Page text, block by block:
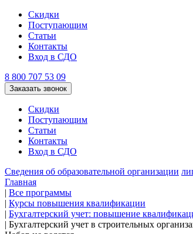
Скидки
Поступающим
Статьи
Контакты
Вход в СДО
8 800 707 53 09
Заказать звонок
Скидки
Поступающим
Статьи
Контакты
Вход в СДО
Сведения об образовательной организации
Главная
| Все программы
| Курсы повышения квалификации
| Бухгалтерский учет: повышение
| Бухгалтерский учет в строительных